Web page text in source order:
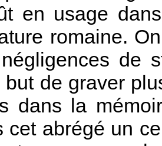
en usage
romaine.
de
but de graver
dans la
cet abrégé un